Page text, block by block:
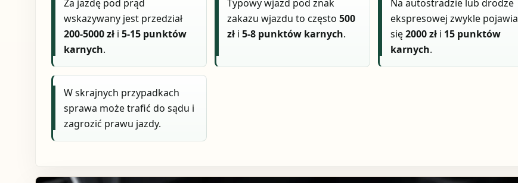
Za jazdę pod prąd
wskazywany jest przedział
200-5000 zł i5-15 punktów
karnych.
Typowy wjazd pod znak
zakazu wjazdu to często500
zł i5-8 punktów karnych.
Na autostradzie lub drodze
ekspresowej zwykle pojawia
się2000 zł i 15 punktów
karnych.
W skrajnych przypadkach
sprawa może trafić do sądu i
zagrozić prawu jazdy.